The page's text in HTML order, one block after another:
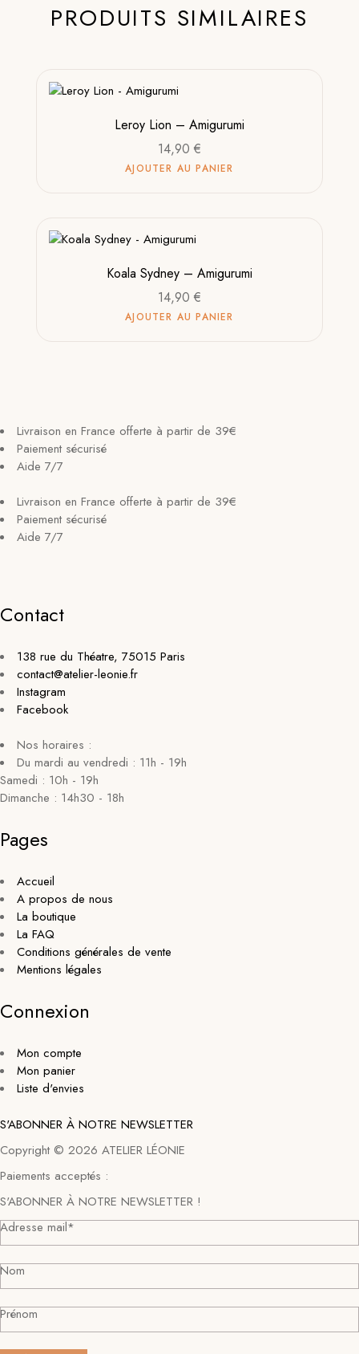
PRODUITS SIMILAIRES
Leroy Lion – Amigurumi
14,90 €
AJOUTER AU PANIER
Koala Sydney – Amigurumi
14,90 €
AJOUTER AU PANIER
Livraison en France offerte à partir de 39€
Paiement sécurisé
Aide 7/7
Livraison en France offerte à partir de 39€
Paiement sécurisé
Aide 7/7
Contact
138 rue du Théatre, 75015 Paris
contact@atelier-leonie.fr
Instagram
Facebook
Nos horaires :
Du mardi au vendredi : 11h - 19h
Samedi : 10h - 19h
Dimanche : 14h30 - 18h
Pages
Accueil
A propos de nous
La boutique
La FAQ
Conditions générales de vente
Mentions légales
Connexion
Mon compte
Mon panier
Liste d'envies
S'ABONNER À NOTRE NEWSLETTER
Copyright © 2026 ATELIER LÉONIE
Paiements acceptés :
S'ABONNER À NOTRE NEWSLETTER !
Adresse mail*
Nom
Prénom